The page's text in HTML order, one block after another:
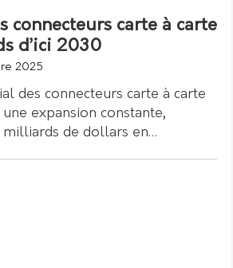
connecteurs carte à carte
d’ici 2030
2025
des connecteurs carte à carte
expansion constante,
milliards de dollars en…